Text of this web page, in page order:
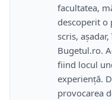
facultatea,
descoperit o
scris,
Bugetul.ro.
fiind locul
experiență.
provocarea